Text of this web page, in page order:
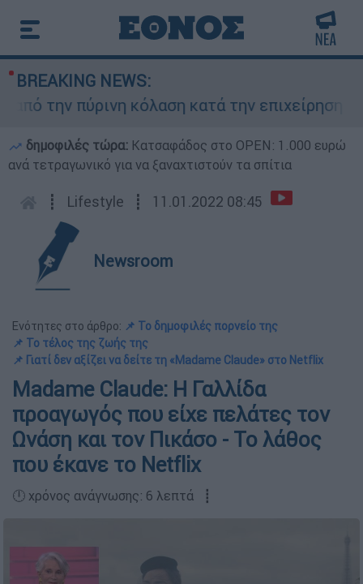
BREAKING NEWS:
πύρινη κόλαση κατά την επιχείρηση
δημοφιλές τώρα: Κατσαφάδος στο OPEN: 1.000 ευρώ
ανά τετραγωνικό για να ξαναχτιστούν τα σπίτια
┋ Lifestyle ┋ 11.01.2022 08:45
Newsroom
Ενότητες στο άρθρο: 📌 Το δημοφιλές πορνείο της
📌 Το τέλος της ζωής της
📌 Γιατί δεν αξίζει να δείτε τη «Madame Claude» στο Netflix
Madame Claude: Η Γαλλίδα
προαγωγός που είχε πελάτες τον
Ωνάση και τον Πικάσο - Το λάθος
που έκανε το Netflix
🕛 χρόνος ανάγνωσης: 6 λεπτά ┋